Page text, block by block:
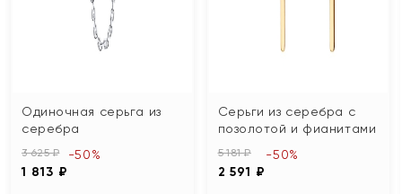
Одиночная серьга из
серебра
3 625 ₽
1 813 ₽
-50%
Серьги из серебра с
позолотой и фианитами
5 181 ₽
2 591 ₽
-50%